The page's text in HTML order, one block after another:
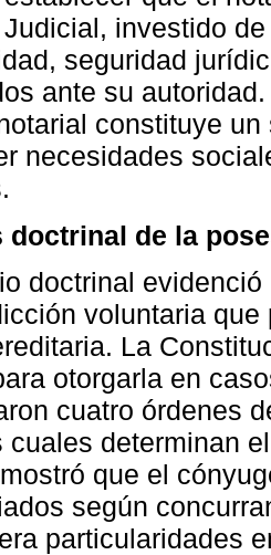
investido
seguridad
ante su
constituye
necesidades
doctrinal de la
doctrinal
voluntaria
La
otorgarla en
cuatro órdenes
cuales determinan
que el
según
particularidades